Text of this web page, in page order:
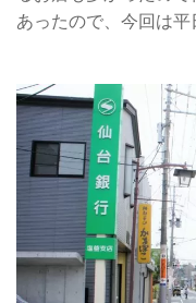
あったので、今回は平